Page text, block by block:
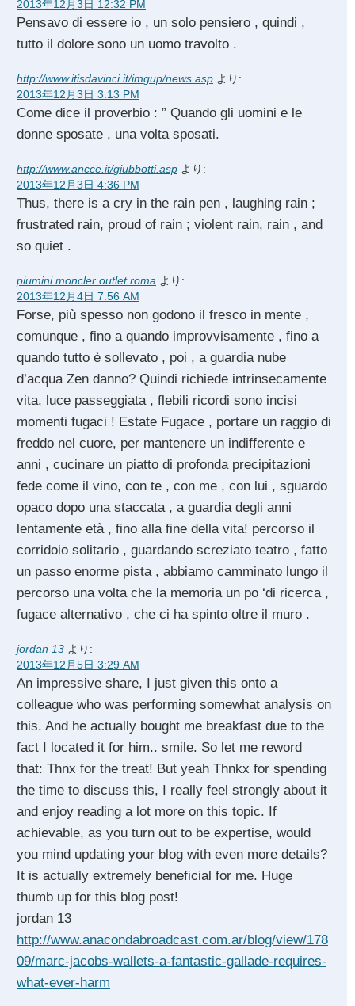
2013年12月3日 12:32 PM
Pensavo di essere io , un solo pensiero , quindi ,
tutto il dolore sono un uomo travolto .
http://www.itisdavinci.it/imgup/news.asp より:
2013年12月3日 3:13 PM
Come dice il proverbio : ” Quando gli uomini e le
donne sposate , una volta sposati.
http://www.ancce.it/giubbotti.asp より:
2013年12月3日 4:36 PM
Thus, there is a cry in the rain pen , laughing rain ;
frustrated rain, proud of rain ; violent rain, rain , and
so quiet .
piumini moncler outlet roma より:
2013年12月4日 7:56 AM
Forse, più spesso non godono il fresco in mente ,
comunque , fino a quando improvvisamente , fino a
quando tutto è sollevato , poi , a guardia nube
d’acqua Zen danno? Quindi richiede intrinsecamente
vita, luce passeggiata , flebili ricordi sono incisi
momenti fugaci ! Estate Fugace , portare un raggio di
freddo nel cuore, per mantenere un indifferente e
anni , cucinare un piatto di profonda precipitazioni
fede come il vino, con te , con me , con lui , sguardo
opaco dopo una staccata , a guardia degli anni
lentamente età , fino alla fine della vita! percorso il
corridoio solitario , guardando screziato teatro , fatto
un passo enorme pista , abbiamo camminato lungo il
percorso una volta che la memoria un po ‘di ricerca ,
fugace alternativo , che ci ha spinto oltre il muro .
jordan 13 より:
2013年12月5日 3:29 AM
An impressive share, I just given this onto a
colleague who was performing somewhat analysis on
this. And he actually bought me breakfast due to the
fact I located it for him.. smile. So let me reword
that: Thnx for the treat! But yeah Thnkx for spending
the time to discuss this, I really feel strongly about it
and enjoy reading a lot more on this topic. If
achievable, as you turn out to be expertise, would
you mind updating your blog with even more details?
It is actually extremely beneficial for me. Huge
thumb up for this blog post!
jordan 13
http://www.anacondabroadcast.com.ar/blog/view/178
09/marc-jacobs-wallets-a-fantastic-gallade-requires-
what-ever-harm